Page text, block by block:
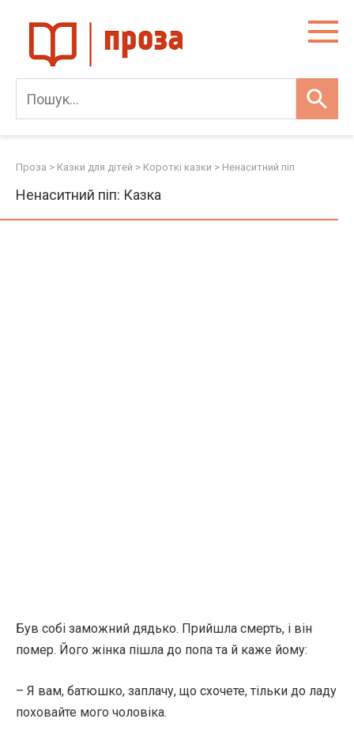
content
Проза > Казки для дітей > Короткі казки > Ненаситний піп
Ненаситний піп: Казка
Був собі заможний дядько. Прийшла смерть, і він
помер. Його жінка пішла до попа та й каже йому:
– Я вам, батюшко, заплачу, що схочете, тільки до ладу
поховайте мого чоловіка.